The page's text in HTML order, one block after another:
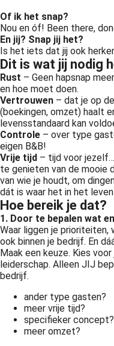
Of ik het snap?
Nou en óf! Been there,
En jij? Snap jij het?
Is het iets dat jij ook
Dit is wat jij nodig
Rust – Geen hapsnap
en hoe moet doen.
Vertrouwen – dat je op
(boekingen, omzet) haalt
levensstandaard kan
Controle – over type
eigen B&B!
Vrije tijd – tijd voor
te genieten van de mooie
van wie je houdt, om
dát is waar het in het
Hoe bereik je dat?
1. Door te bepalen wat
Waar liggen je
ook binnen je bedrijf. En
Maak een keuze. Kies
leiderschap. Alleen JIJ
bedrijf.
ander type gasten?
meer vrije tijd?
specifieker concept?
meer omzet?